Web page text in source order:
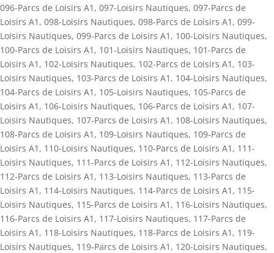
096-Parcs de Loisirs A1 , 097-Loisirs Nautiques, 097-Parcs de
Loisirs A1 , 098-Loisirs Nautiques, 098-Parcs de Loisirs A1 , 099-
Loisirs Nautiques, 099-Parcs de Loisirs A1 , 100-Loisirs Nautiques,
100-Parcs de Loisirs A1 , 101-Loisirs Nautiques, 101-Parcs de
Loisirs A1 , 102-Loisirs Nautiques, 102-Parcs de Loisirs A1 , 103-
Loisirs Nautiques, 103-Parcs de Loisirs A1 , 104-Loisirs Nautiques,
104-Parcs de Loisirs A1 , 105-Loisirs Nautiques, 105-Parcs de
Loisirs A1 , 106-Loisirs Nautiques, 106-Parcs de Loisirs A1 , 107-
Loisirs Nautiques, 107-Parcs de Loisirs A1 , 108-Loisirs Nautiques,
108-Parcs de Loisirs A1 , 109-Loisirs Nautiques, 109-Parcs de
Loisirs A1 , 110-Loisirs Nautiques, 110-Parcs de Loisirs A1 , 111-
Loisirs Nautiques, 111-Parcs de Loisirs A1 , 112-Loisirs Nautiques,
112-Parcs de Loisirs A1 , 113-Loisirs Nautiques, 113-Parcs de
Loisirs A1 , 114-Loisirs Nautiques, 114-Parcs de Loisirs A1 , 115-
Loisirs Nautiques, 115-Parcs de Loisirs A1 , 116-Loisirs Nautiques,
116-Parcs de Loisirs A1 , 117-Loisirs Nautiques, 117-Parcs de
Loisirs A1 , 118-Loisirs Nautiques, 118-Parcs de Loisirs A1 , 119-
Loisirs Nautiques, 119-Parcs de Loisirs A1 , 120-Loisirs Nautiques,